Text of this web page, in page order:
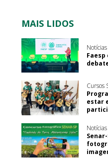
MAIS LIDOS
Faesp
Cursos
estar
Notícias